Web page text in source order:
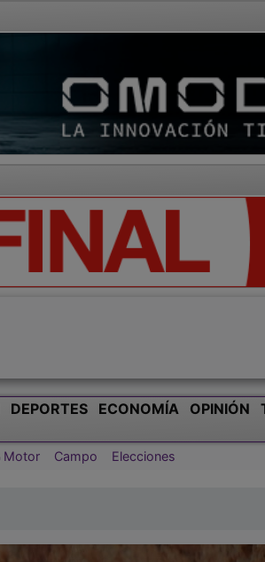
DEPORTES ECONOMÍA OPINIÓN
Motor Campo Elecciones